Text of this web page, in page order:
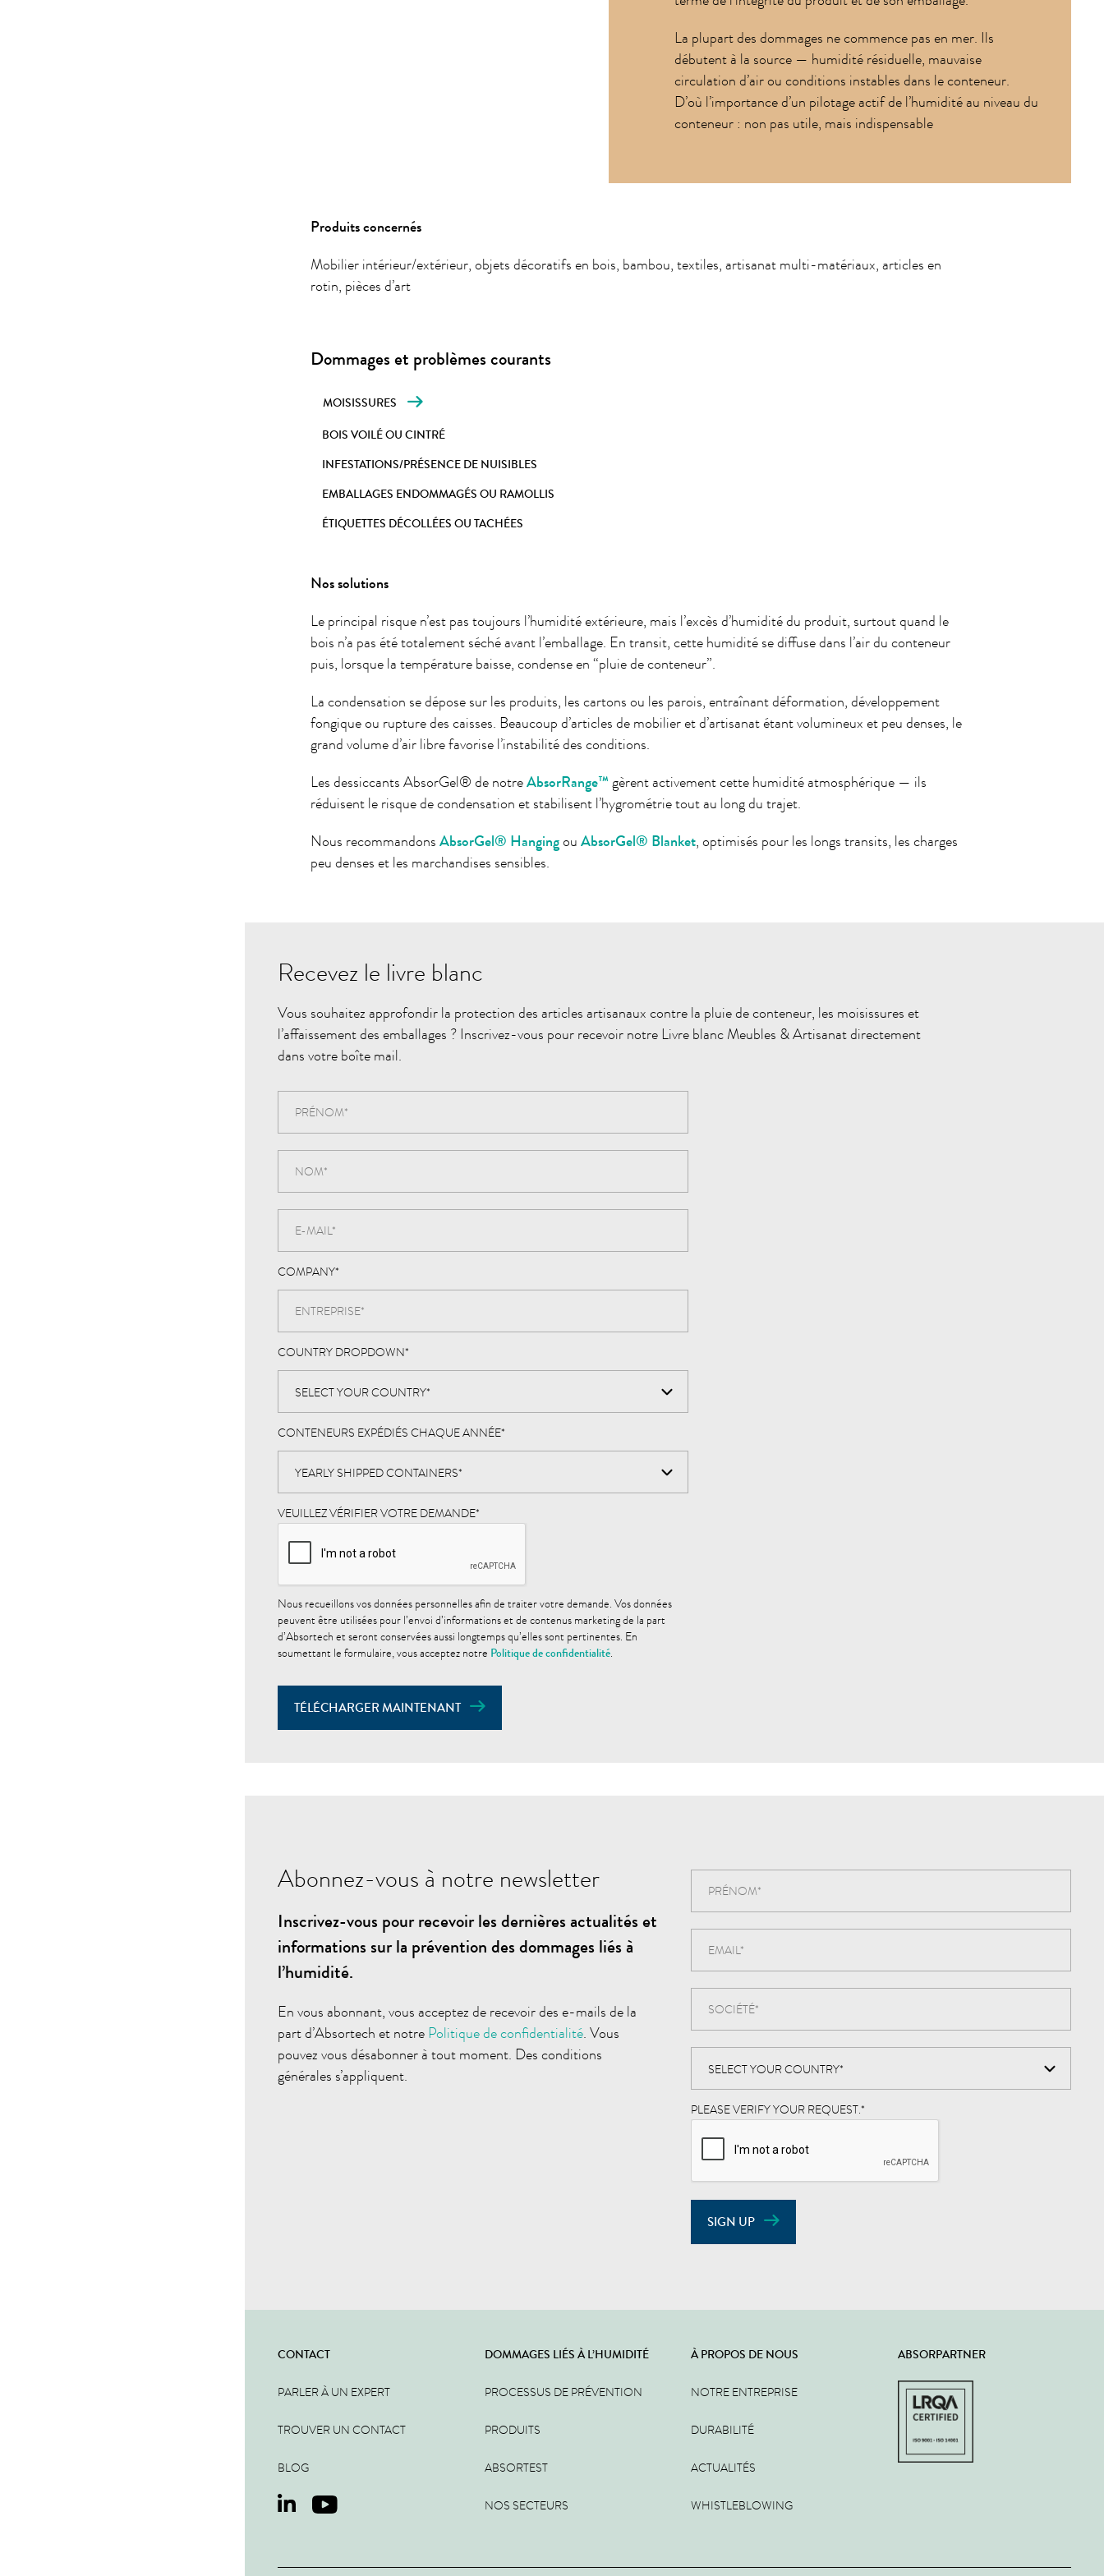
La plupart des dommages ne commence pas en mer. Ils
débutent à la source — humidité résiduelle, mauvaise
circulation d’air ou conditions instables dans le conteneur.
D’où l’importance d’un pilotage actif de l’humidité au niveau du
conteneur : non pas utile, mais indispensable
Produits concernés
Mobilier intérieur/extérieur, objets décoratifs en bois, bambou, textiles, artisanat multi-matériaux, articles en
rotin, pièces d’art
Dommages et problèmes courants
MOISISSURES
BOIS VOILÉ OU CINTRÉ
INFESTATIONS/PRÉSENCE DE NUISIBLES
EMBALLAGES ENDOMMAGÉS OU RAMOLLIS
ÉTIQUETTES DÉCOLLÉES OU TACHÉES
Nos solutions
Le principal risque n’est pas toujours l’humidité extérieure, mais l’excès d’humidité du produit, surtout quand le
bois n’a pas été totalement séché avant l’emballage. En transit, cette humidité se diffuse dans l’air du conteneur
puis, lorsque la température baisse, condense en “pluie de conteneur”.
La condensation se dépose sur les produits, les cartons ou les parois, entraînant déformation, développement
fongique ou rupture des caisses. Beaucoup d’articles de mobilier et d’artisanat étant volumineux et peu denses, le
grand volume d’air libre favorise l’instabilité des conditions.
Les dessiccants AbsorGel® de notreAbsorRange™gèrent activement cette humidité atmosphérique — ils
réduisent le risque de condensation et stabilisent l’hygrométrie tout au long du trajet.
Nous recommandonsAbsorGel® HangingouAbsorGel® Blanket, optimisés pour les longs transits, les charges
peu denses et les marchandises sensibles.
Recevez le livre blanc
Vous souhaitez approfondir la protection des articles artisanaux contre la pluie de conteneur, les moisissures et
l’affaissement des emballages ? Inscrivez-vous pour recevoir notre Livre blanc Meubles & Artisanat directement
dans votre boîte mail.
COMPANY*
COUNTRY DROPDOWN*
CONTENEURS EXPÉDIÉS CHAQUE ANNÉE*
VEUILLEZ VÉRIFIER VOTRE DEMANDE*
Nous recueillons vos données personnelles afin de traiter votre demande. Vos données
peuvent être utilisées pour l’envoi d’informations et de contenus marketing de la part
d’Absortech et seront conservées aussi longtemps qu’elles sont pertinentes. En
soumettant le formulaire, vous acceptez notre Politique de confidentialité.
TÉLÉCHARGER MAINTENANT
Abonnez-vous à notre newsletter
Inscrivez-vous pour recevoir les dernières actualités et
informations sur la prévention des dommages liés à
l’humidité.
En vous abonnant, vous acceptez de recevoir des e-mails de la
part d’Absortech et notre Politique de confidentialité. Vous
pouvez vous désabonner à tout moment. Des conditions
générales s’appliquent.
PLEASE VERIFY YOUR REQUEST.*
SIGN UP
CONTACT
PARLER À UN EXPERT
TROUVER UN CONTACT
BLOG
DOMMAGES LIÉS À L’HUMIDITÉ
PROCESSUS DE PRÉVENTION
PRODUITS
ABSORTEST
NOS SECTEURS
À PROPOS DE NOUS
NOTRE ENTREPRISE
DURABILITÉ
ACTUALITÉS
WHISTLEBLOWING
ABSORPARTNER